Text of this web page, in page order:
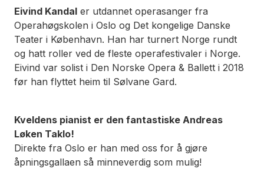
Eivind Kandal er utdannet operasanger fra
Operahøgskolen i Oslo og Det kongelige Danske
Teater i København. Han har turnert Norge rundt
og hatt roller ved de fleste operafestivaler i Norge.
Eivind var solist i Den Norske Opera & Ballett i 2018
før han flyttet heim til Sølvane Gard.
Kveldens pianist er den fantastiske Andreas
Løken Taklo!
Direkte fra Oslo er han med oss for å gjøre
åpningsgallaen så minneverdig som mulig!